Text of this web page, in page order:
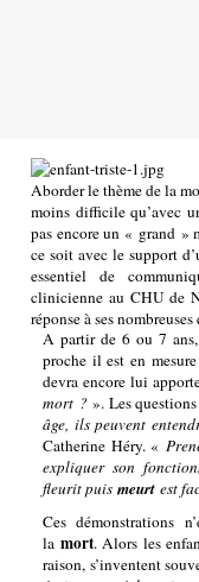
Aborder le thème de la
moins difficile qu’avec
pas encore un « grand »
ce soit avec le support
essentiel de
clinicienne au CHU de
réponse à ses
A partir de 6 ou 7
proche il est en
devra encore lui
mort ?». Les
âge, ils peuvent
Catherine Héry. «
expliquer son
fleurit puis meurt est
Ces démonstrations
lamort. Alors les
raison, s’inventent